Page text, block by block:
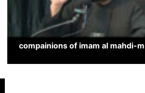
compainions of imam al mahdi-